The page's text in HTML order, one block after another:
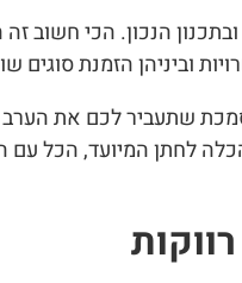
הנכון. הכי חשוב
וביניהן הזמנת סוגים
שתעביר לכם את
לחתן המיועד, הכל עם